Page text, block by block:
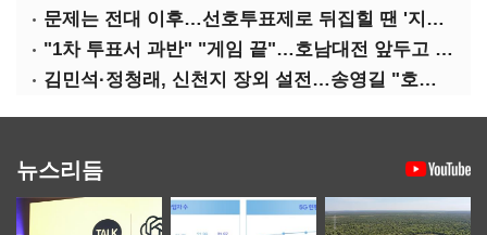
문제는 전대 이후…선호투표제로 뒤집힐 땐 '지지층 불복'
"1차 투표서 과반" "게임 끝"…호남대전 앞두고 '충돌'
김민석·정청래, 신천지 장외 설전…송영길 "호남 계몽 규탄"
뉴스리듬